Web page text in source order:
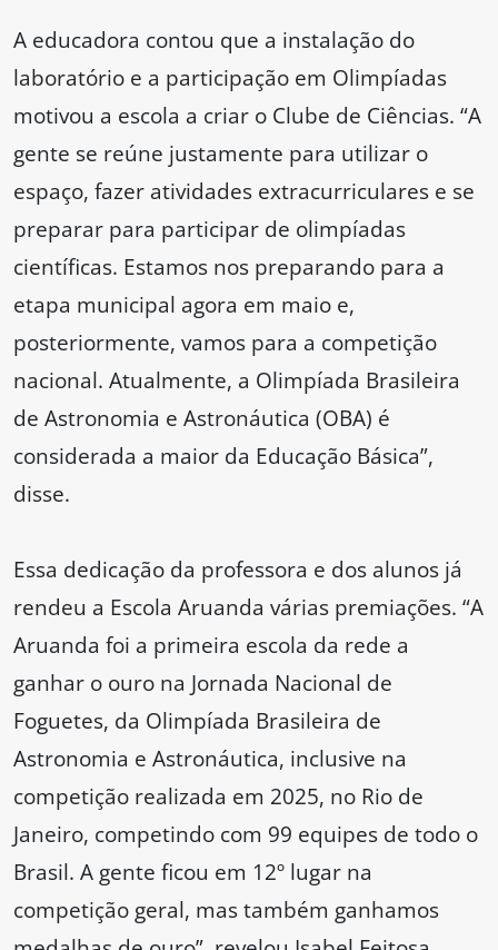
A educadora contou que a instalação do
laboratório e a participação em Olimpíadas
motivou a escola a criar o Clube de Ciências. “A
gente se reúne justamente para utilizar o
espaço, fazer atividades extracurriculares e se
preparar para participar de olimpíadas
científicas. Estamos nos preparando para a
etapa municipal agora em maio e,
posteriormente, vamos para a competição
nacional. Atualmente, a Olimpíada Brasileira
de Astronomia e Astronáutica (OBA) é
considerada a maior da Educação Básica”,
disse.
Essa dedicação da professora e dos alunos já
rendeu a Escola Aruanda várias premiações. “A
Aruanda foi a primeira escola da rede a
ganhar o ouro na Jornada Nacional de
Foguetes, da Olimpíada Brasileira de
Astronomia e Astronáutica, inclusive na
competição realizada em 2025, no Rio de
Janeiro, competindo com 99 equipes de todo o
Brasil. A gente ficou em 12º lugar na
competição geral, mas também ganhamos